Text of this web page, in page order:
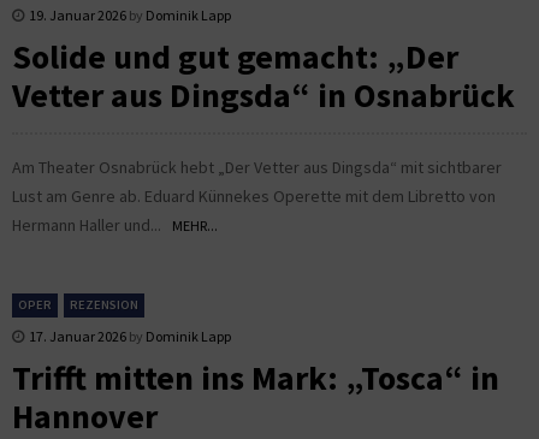
19. Januar 2026 by Dominik Lapp
Solide und gut gemacht: „Der
Vetter aus Dingsda“ in Osnabrück
Am Theater Osnabrück hebt „Der Vetter aus Dingsda“ mit sichtbarer
Lust am Genre ab. Eduard Künnekes Operette mit dem Libretto von
Hermann Haller und...
MEHR...
OPER REZENSION
17. Januar 2026 by Dominik Lapp
Trifft mitten ins Mark: „Tosca“ in
Hannover